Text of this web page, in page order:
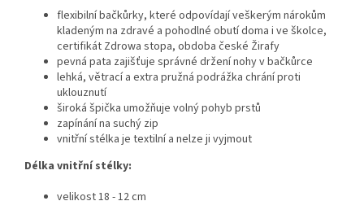
flexibilní bačkůrky, které odpovídají veškerým nárokům
kladeným na zdravé a pohodlné obutí doma i ve školce,
certifikát Zdrowa stopa, obdoba české Žirafy
pevná pata zajišťuje správné držení nohy v bačkůrce
lehká, větrací a extra pružná podrážka chrání proti
uklouznutí
široká špička umožňuje volný pohyb prstů
zapínání na suchý zip
vnitřní stélka je textilní a nelze ji vyjmout
Délka vnitřní stélky:
velikost 18 - 12 cm